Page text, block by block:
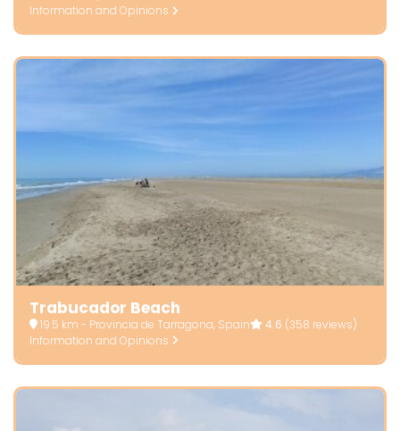
Information and Opinions
Trabucador Beach
19.5 km - Provincia de Tarragona, Spain 4.6 (358 reviews)
Information and Opinions